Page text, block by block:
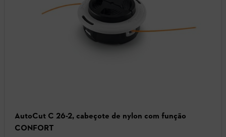
AutoCut C 26-2, cabeçote de nylon com função
CONFORT